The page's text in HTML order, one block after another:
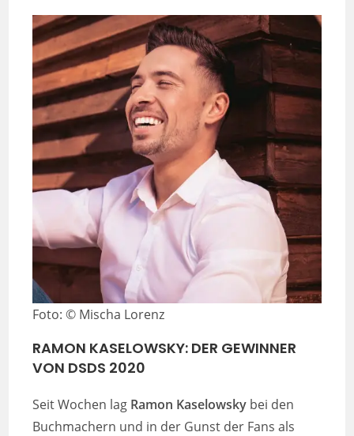
Foto: © Mischa Lorenz
RAMON KASELOWSKY: DER GEWINNER
VON DSDS 2020
Seit Wochen lag Ramon Kaselowsky bei den
Buchmachern und in der Gunst der Fans als